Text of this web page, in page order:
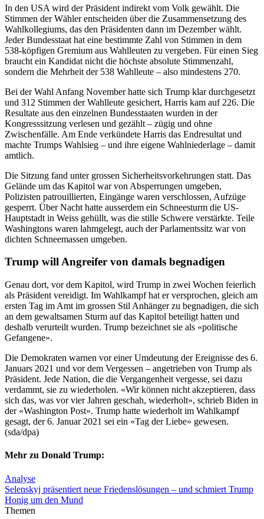
In den USA wird der Präsident indirekt vom Volk gewählt. Die
Stimmen der Wähler entscheiden über die Zusammensetzung des
Wahlkollegiums, das den Präsidenten dann im Dezember wählt.
Jeder Bundesstaat hat eine bestimmte Zahl von Stimmen in dem
538-köpfigen Gremium aus Wahlleuten zu vergeben. Für einen Sieg
braucht ein Kandidat nicht die höchste absolute Stimmenzahl,
sondern die Mehrheit der 538 Wahlleute – also mindestens 270.
Bei der Wahl Anfang November hatte sich Trump klar durchgesetzt
und 312 Stimmen der Wahlleute gesichert, Harris kam auf 226. Die
Resultate aus den einzelnen Bundesstaaten wurden in der
Kongresssitzung verlesen und gezählt – zügig und ohne
Zwischenfälle. Am Ende verkündete Harris das Endresultat und
machte Trumps Wahlsieg – und ihre eigene Wahlniederlage – damit
amtlich.
Die Sitzung fand unter grossen Sicherheitsvorkehrungen statt. Das
Gelände um das Kapitol war von Absperrungen umgeben,
Polizisten patrouillierten, Eingänge waren verschlossen, Aufzüge
gesperrt. Über Nacht hatte ausserdem ein Schneesturm die US-
Hauptstadt in Weiss gehüllt, was die stille Schwere verstärkte. Teile
Washingtons waren lahmgelegt, auch der Parlamentssitz war von
dichten Schneemassen umgeben.
Trump will Angreifer von damals begnadigen
Genau dort, vor dem Kapitol, wird Trump in zwei Wochen feierlich
als Präsident vereidigt. Im Wahlkampf hat er versprochen, gleich am
ersten Tag im Amt im grossen Stil Anhänger zu begnadigen, die sich
an dem gewaltsamen Sturm auf das Kapitol beteiligt hatten und
deshalb verurteilt wurden. Trump bezeichnet sie als «politische
Gefangene».
Die Demokraten warnen vor einer Umdeutung der Ereignisse des 6.
Januars 2021 und vor dem Vergessen – angetrieben von Trump als
Präsident. Jede Nation, die die Vergangenheit vergesse, sei dazu
verdammt, sie zu wiederholen. «Wir können nicht akzeptieren, dass
sich das, was vor vier Jahren geschah, wiederholt», schrieb Biden in
der «Washington Post». Trump hatte wiederholt im Wahlkampf
gesagt, der 6. Januar 2021 sei ein «Tag der Liebe» gewesen.
(sda/dpa)
Mehr zu Donald Trump:
Analyse
Selenskyj präsentiert neue Friedenslösungen – und schmiert Trump
Honig um den Mund
Themen